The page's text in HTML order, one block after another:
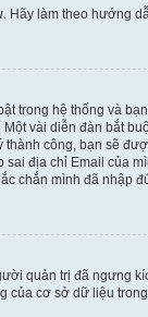
. Hãy làm theo hướng
trong hệ thống và
vài diễn đàn bắt
công, bạn sẽ
địa chỉ Email của
chắn mình đã nhập
quản trị đã ngưng
của cơ sở dữ liệu